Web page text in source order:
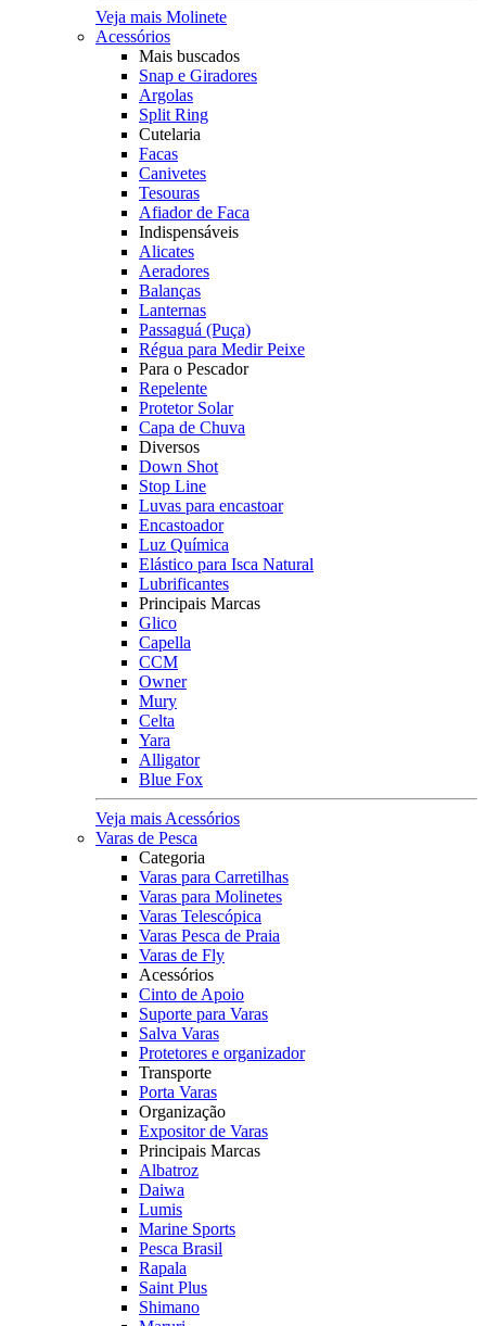
Veja mais Molinete
Acessórios
Mais buscados
Snap e Giradores
Argolas
Split Ring
Cutelaria
Facas
Canivetes
Tesouras
Afiador de Faca
Indispensáveis
Alicates
Aeradores
Balanças
Lanternas
Passaguá (Puça)
Régua para Medir Peixe
Para o Pescador
Repelente
Protetor Solar
Capa de Chuva
Diversos
Down Shot
Stop Line
Luvas para encastoar
Encastoador
Luz Química
Elástico para Isca Natural
Lubrificantes
Principais Marcas
Glico
Capella
CCM
Owner
Mury
Celta
Yara
Alligator
Blue Fox
Veja mais Acessórios
Varas de Pesca
Categoria
Varas para Carretilhas
Varas para Molinetes
Varas Telescópica
Varas Pesca de Praia
Varas de Fly
Acessórios
Cinto de Apoio
Suporte para Varas
Salva Varas
Protetores e organizador
Transporte
Porta Varas
Organização
Expositor de Varas
Principais Marcas
Albatroz
Daiwa
Lumis
Marine Sports
Pesca Brasil
Rapala
Saint Plus
Shimano